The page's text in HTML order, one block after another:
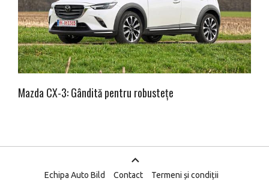
Mazda CX-3: Gândită pentru robustețe
Echipa Auto Bild Contact Termeni și condiții